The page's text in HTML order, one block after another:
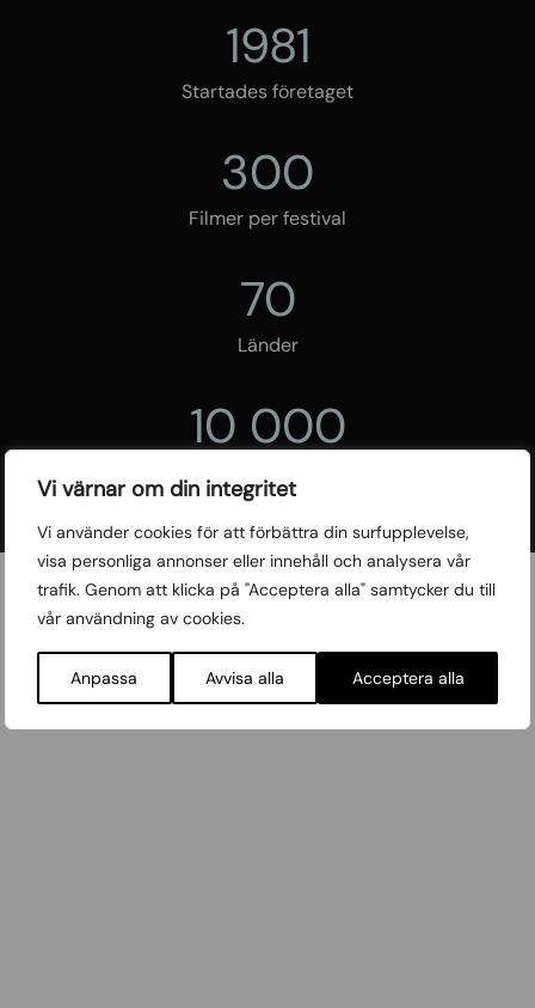
Vi värnar om din integritet
Vi använder cookies för att förbättra din surfupplevelse,
visa personliga annonser eller innehåll och analysera vår
trafik. Genom att klicka på "Acceptera alla" samtycker du till
vår användning av cookies.
Anpassa Avvisa alla Acceptera alla
1981
Startades företaget
300
Filmer per festival
70
Länder
10 000
Bidragsgivare, sponsorer och
samarbetspartners